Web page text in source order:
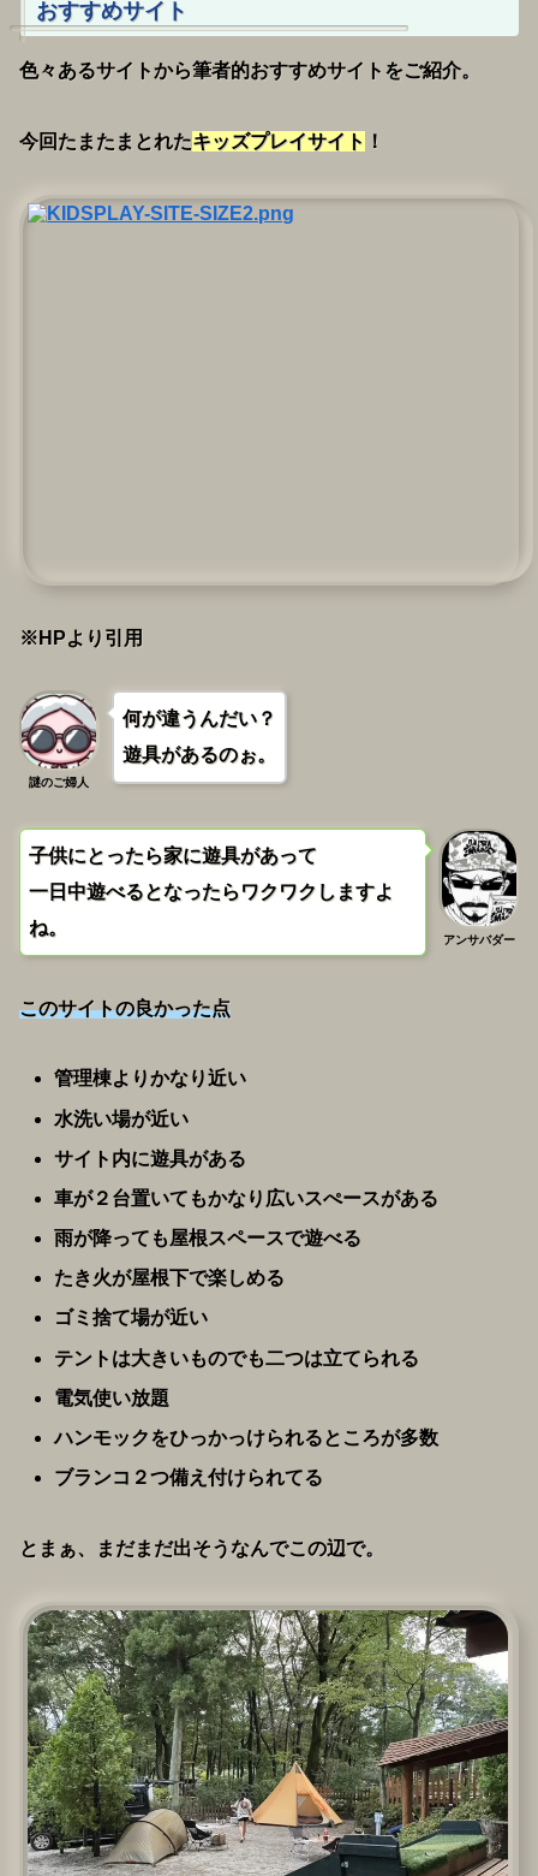
おすすめサイト
色々あるサイトから筆者的おすすめサイトをご紹介。
今回たまたまとれたキッズプレイサイト ！
※HPより引用
謎のご婦人
何が違うんだい？
遊具があるのぉ。
アンサバダー
子供にとったら家に遊具があって
一日中遊べるとなったらワクワクしますよ
ね。
このサイトの良かった点
管理棟よりかなり近い
水洗い場が近い
サイト内に遊具がある
車が２台置いてもかなり広いスぺースがある
雨が降っても屋根スペースで遊べる
たき火が屋根下で楽しめる
ゴミ捨て場が近い
テントは大きいものでも二つは立てられる
電気使い放題
ハンモックをひっかっけられるところが多数
ブランコ２つ備え付けられてる
とまぁ、まだまだ出そうなんでこの辺で。